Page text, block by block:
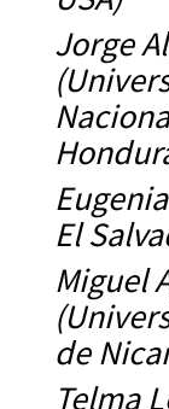
Jorge
El
Miguel
de
Telma